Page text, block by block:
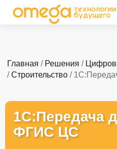
Главная / Решения /
/Строительство /
1С:Передача
ФГИС ЦС